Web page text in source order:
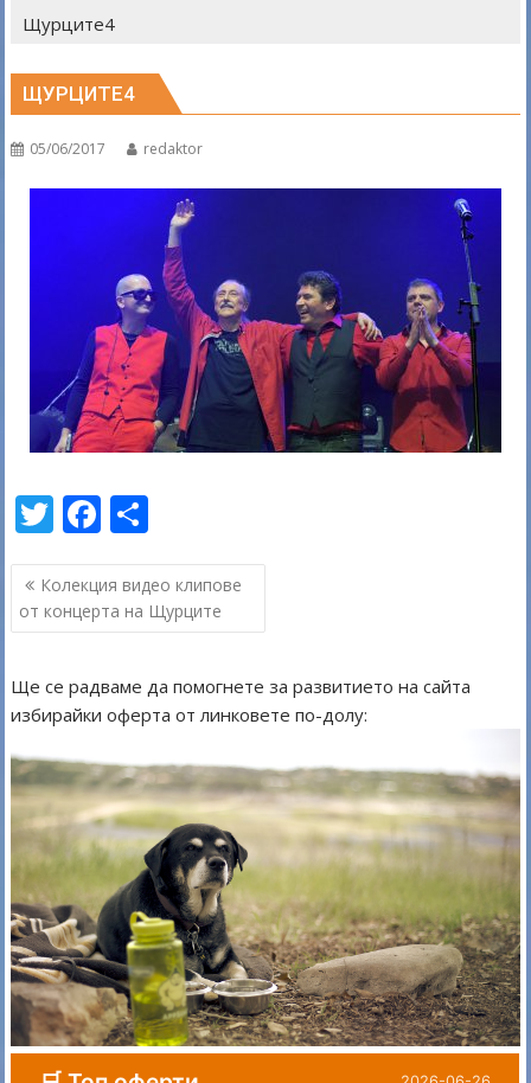
Щурците4
ЩУРЦИТЕ4
05/06/2017 redaktor
T
w
itt
er
F
ac
e
b
o
k
h
ar
e
Навигация
Колекция видео клипове
от концерта на Щурците
Ще се радваме да помогнете за развитието на сайта
избирайки оферта от линковете по-долу: